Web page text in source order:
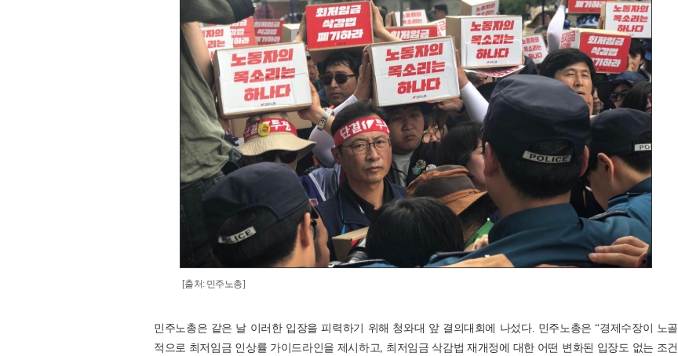
[출처: 민주노총]
민주노총은 같은 날 이러한 입장을 피력하기 위해 청와대 앞 결의대회에 나섰다. 민주노총은 “경제수장이 노골
적으로 최저임금 인상률 가이드라인을 제시하고, 최저임금 삭감법 재개정에 대한 어떤 변화된 입장도 없는 조건